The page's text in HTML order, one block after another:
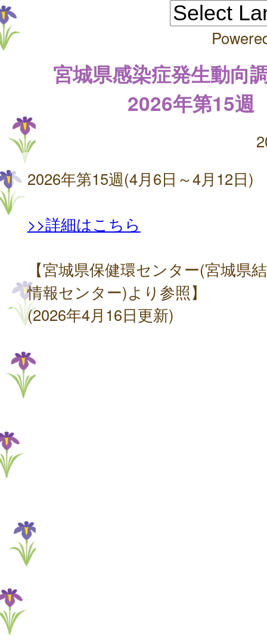
宮城県感染症発生動向
2026年第15週
2026年第15週(4月6日～4月12日)
>>詳細はこちら
【宮城県保健環センター(宮城県
情報センター)より参照】
(2026年4月16日更新)